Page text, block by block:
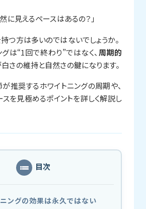
然に見えるペースはあるの？」
つ方は多いのではないでしょうか。
は“1回で終わり”ではなく、 周期的
さの維持と自然さの鍵になります。
推奨するホワイトニングの周期や、
を見極めるポイントを詳しく解説し
目次
ングの効果は永久ではない